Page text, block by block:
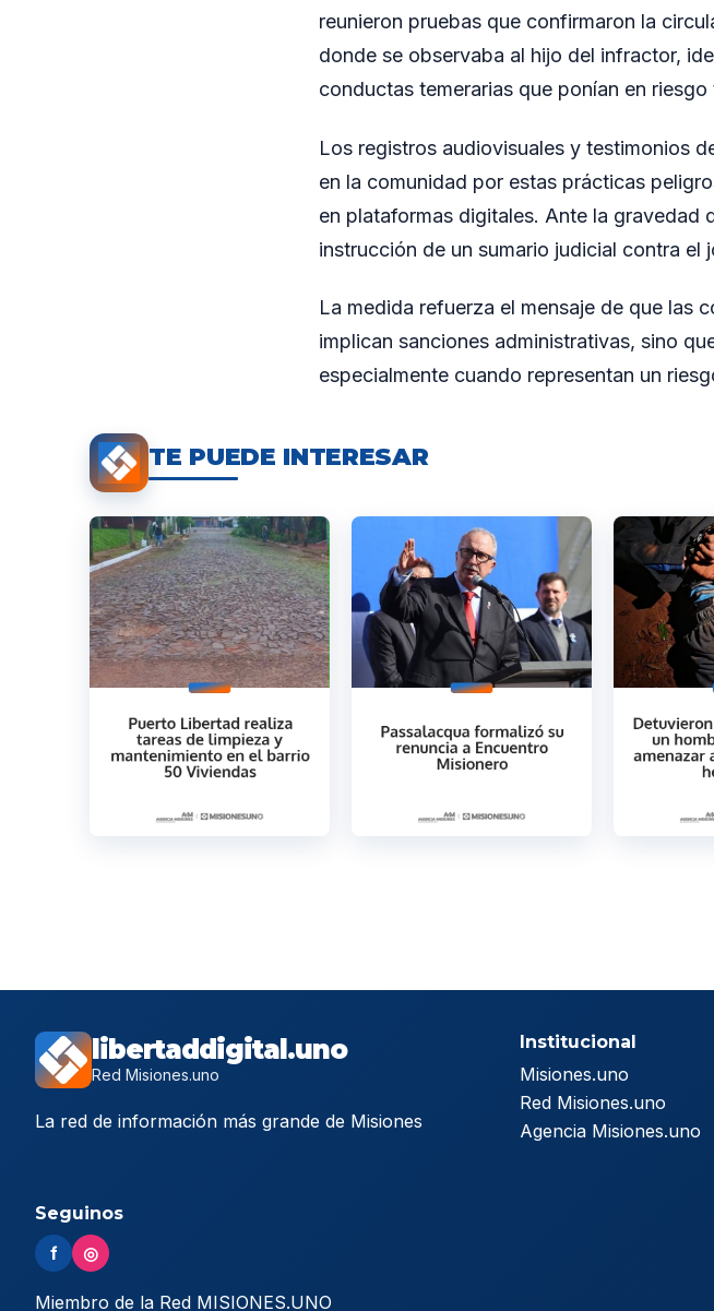
reunieron pruebas que confirmaron la
donde se observaba al hijo del infractor,
conductas temerarias que ponían en
Los registros audiovisuales y testimonios
en la comunidad por estas prácticas
en plataformas digitales. Ante la gravedad
instrucción de un sumario judicial contra
La medida refuerza el mensaje de que las
implican sanciones administrativas, sino
especialmente cuando representan un
TE PUEDE INTERESAR
libertaddigital.uno
Red Misiones.uno
La red de información más grande de Misiones
Institucional
Misiones.uno
Red Misiones.uno
Agencia Misiones.uno
Seguinos
f ◎
Miembro de la Red MISIONES.UNO